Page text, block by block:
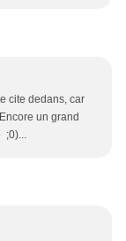
cite dedans, car
un grand
;0)...